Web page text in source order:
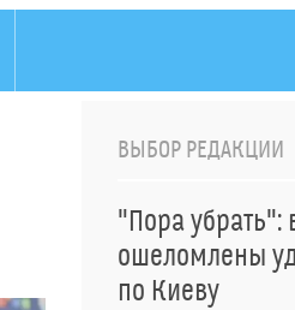
ВЫБОР РЕДАКЦИИ
"Пора убрать":
ошеломлены
по Киеву